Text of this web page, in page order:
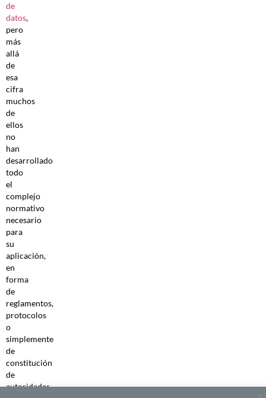
de
datos,
pero
más
allá
de
esa
cifra
muchos
de
ellos
no
han
desarrollado
todo
el
complejo
normativo
necesario
para
su
aplicación,
en
forma
de
reglamentos,
protocolos
o
simplemente
de
constitución
de
autoridades